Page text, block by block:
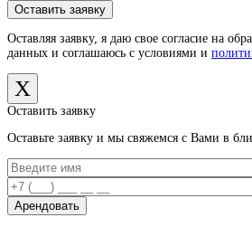
Оставляя заявку, я даю свое согласие на
данных и соглашаюсь с условиями и
X
Оставить заявку
Оставьте заявку и мы свяжемся с Вами в